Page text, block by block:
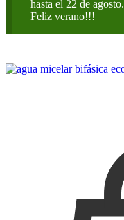
hasta el 22 de agosto.
Feliz verano!!!